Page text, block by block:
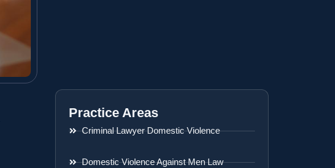
Practice Areas
Criminal Lawyer Domestic Violence
Domestic Violence Against Men Law